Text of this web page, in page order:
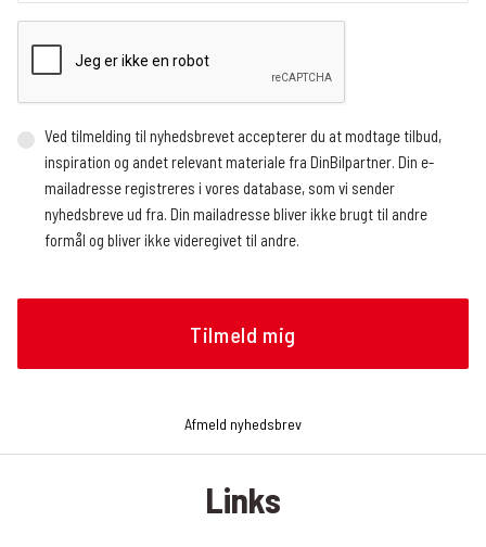
Ved tilmelding til nyhedsbrevet accepterer du at modtage tilbud,
inspiration og andet relevant materiale fra DinBilpartner. Din e-
mailadresse registreres i vores database, som vi sender
nyhedsbreve ud fra. Din mailadresse bliver ikke brugt til andre
formål og bliver ikke videregivet til andre.
og tidspunkt), og hvilke links der klikkes på, om det gøres fra en
mobilenhed eller en browser, og operativsystem. Vi modtager
analysere, hvilke artikler nyhedslæserne klikker sig videre til.
præsenteres i nyhedsbrevet. Du kan til enhver tid trække dit
Afmeld nyhedsbrev
Links